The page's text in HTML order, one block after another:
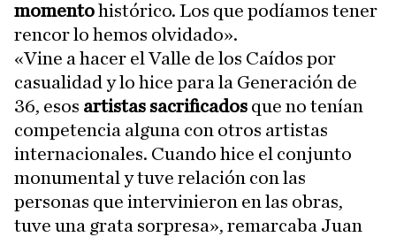
momentohistórico. Los que podíamos tener
rencor lo hemos olvidado».
«Vine a hacer el Valle de los Caídos por
casualidad y lo hice para la Generación de
36, esos artistas sacrificados que no tenían
competencia alguna con otros artistas
internacionales. Cuando hice el conjunto
monumental y tuve relación con las
personas que intervinieron en las obras,
tuve una grata sorpresa», remarcaba Juan